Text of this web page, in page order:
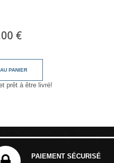
€
PANIER
prêt à être livré!
PAIEMENT SÉCURISÉ